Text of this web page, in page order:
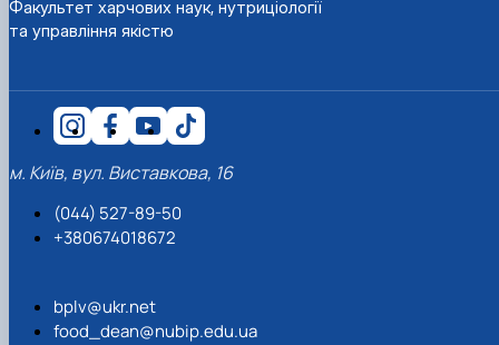
Факультет харчових наук, нутриціології
та управління якістю
м. Київ, вул. Виставкова, 16
(044) 527-89-50
+380674018672
bplv@ukr.net
food_dean@nubip.edu.ua